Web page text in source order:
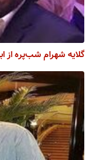
گلایه شهرام شب‌‌پره از ابی: بعد ۵۰ سال رفاقت جواب